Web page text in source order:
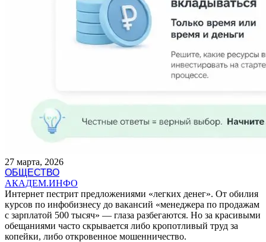
27 марта, 2026
ОБЩЕСТВО
АКАДЕМ.ИНФО
Интернет пестрит предложениями «легких денег». От обилия
курсов по инфобизнесу до вакансий «менеджера по продажам
с зарплатой 500 тысяч» — глаза разбегаются. Но за красивыми
обещаниями часто скрывается либо кропотливый труд за
копейки, либо откровенное мошенничество.